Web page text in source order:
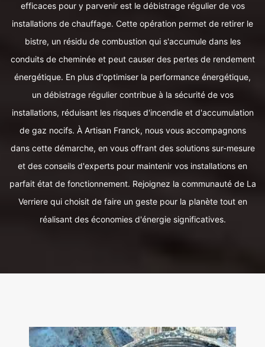
efficaces pour y parvenir est le débistrage régulier de vos
installations de chauffage. Cette opération permet de retirer le
bistre, un résidu de combustion qui s'accumule dans les
conduits de cheminée et peut causer des pertes de rendement
énergétique. En plus d'optimiser la performance énergétique,
un débistrage régulier contribue à la sécurité de vos
installations, réduisant les risques d'incendie et d'accumulation
de gaz nocifs. À Artisan Franck, nous vous accompagnons
dans cette démarche, en vous offrant des solutions sur-mesure
et des conseils d'experts pour maintenir vos installations en
parfait état de fonctionnement. Rejoignez la communauté de La
Verriere qui choisit de faire un geste pour la planète tout en
réalisant des économies d'énergie significatives.